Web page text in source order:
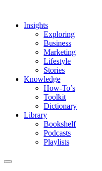
Insights
Exploring
Business
Marketing
Lifestyle
Stories
Knowledge
How-To’s
Toolkit
Dictionary
Library
Bookshelf
Podcasts
Playlists